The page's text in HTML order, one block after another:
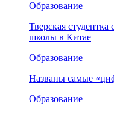
Образование
Тверская
школы в Китае
Образование
Названы самые
Образование